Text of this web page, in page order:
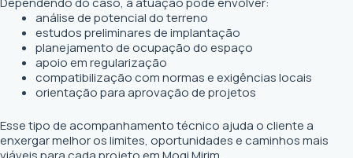
análise de potencial do terreno
estudos preliminares de implantação
planejamento de ocupação do espaço
apoio em regularização
compatibilização com normas e exigências locais
orientação para aprovação de projetos
Esse tipo de acompanhamento técnico ajuda o cliente a
enxergar melhor os limites, oportunidades e caminhos mais